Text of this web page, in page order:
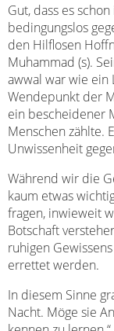
Gut, dass es
bedingungslos
den Hilflosen
Muhammad (s).
awwal war wie ein
Wendepunkt der
ein bescheidener
Menschen zählte.
Unwissenheit
Während wir die
kaum etwas
fragen, inwieweit
Botschaft
ruhigen
errettet werden.
In diesem Sinne
Nacht. Möge sie